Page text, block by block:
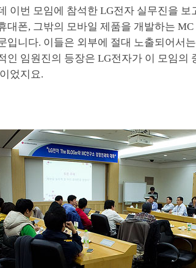
이번 모임에 참석한 LG전자 실무진을 보
대폰, 그밖의 모바일 제품을 개발하는
입니다. 이들은 외부에 절대 노출되어서
인 임원진의 등장은 LG전자가 이 모임의
었지요.